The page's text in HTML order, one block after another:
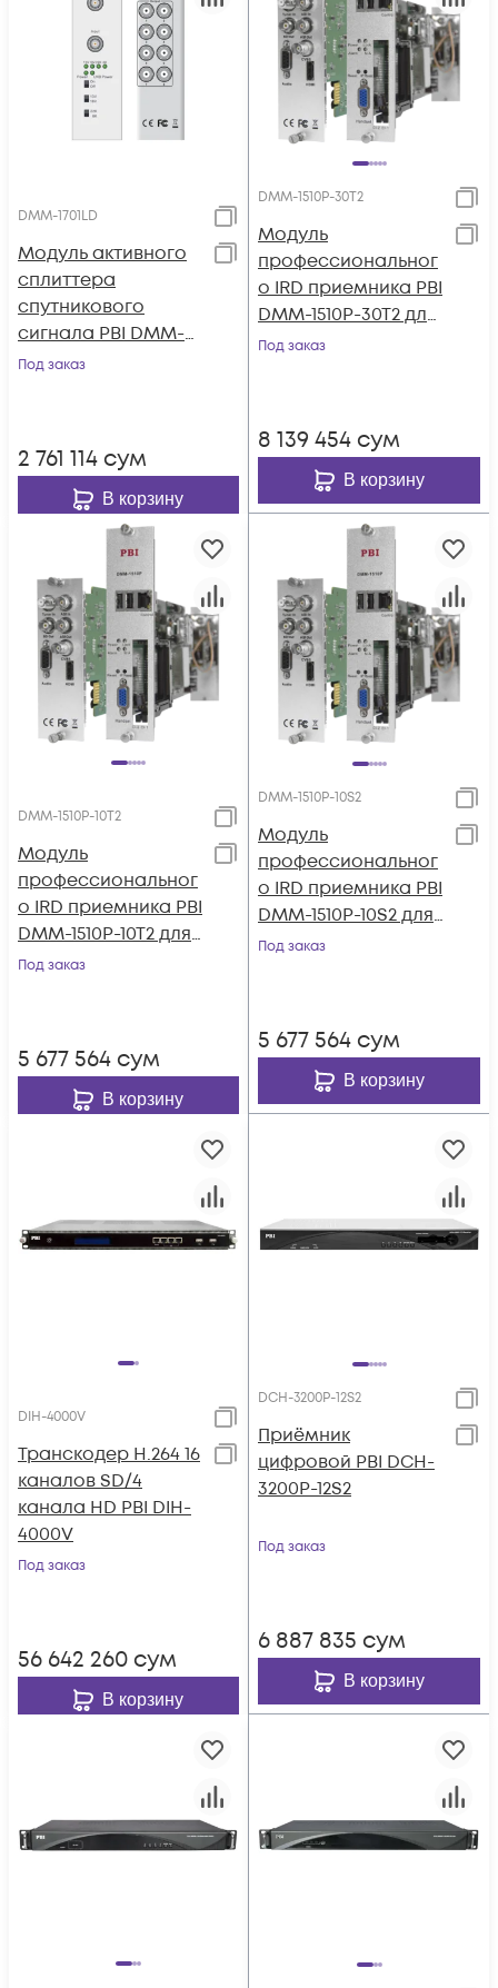
DMM-1701LD
Модуль активного
сплиттера
спутникового
сигнала PBI DMM-
1701LD
Под заказ
2 761 114 сум
В корзину
DMM-1510P-30T2
Модуль
профессиональног
о IRD приемника PBI
DMM-1510P-30T2 для
цифровой ГС PBI
Под заказ
8 139 454 сум
В корзину
DMM-1510P-10T2
Модуль
профессиональног
о IRD приемника PBI
DMM-1510P-10T2 для
цифровой ГС PBI
Под заказ
5 677 564 сум
В корзину
DMM-1510P-10S2
Модуль
профессиональног
о IRD приемника PBI
DMM-1510P-10S2 для
цифровой ГС PBI
Под заказ
5 677 564 сум
В корзину
DIH-4000V
Транскодер H.264 16
каналов SD/4
канала HD PBI DIH-
4000V
Под заказ
56 642 260 сум
В корзину
DCH-3200P-12S2
Приёмник
цифровой PBI DCH-
3200P-12S2
Под заказ
6 887 835 сум
В корзину